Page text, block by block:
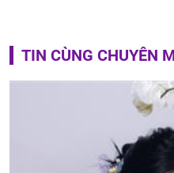
TIN CÙNG CHUYÊN